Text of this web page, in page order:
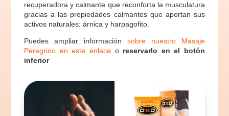
recuperadora y calmante que reconforta la musculatura
gracias a las propiedades calmantes que aportan sus
activos naturales: árnica y harpagofito.
Puedes ampliar información sobre nuestro Masaje
Peregrino en este enlaceo reservarlo en el botón
inferior